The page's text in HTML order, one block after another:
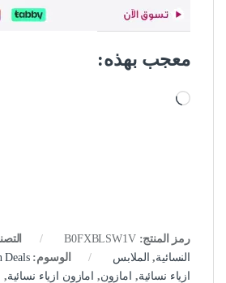
معجب بهذه:
جاري التحميل…
رمز المنتج:B0FXBLSW1V
النسائية, الملابس الوسوم:Deals
ازياء نسائية, امازون, امازون ازياء نسائية,